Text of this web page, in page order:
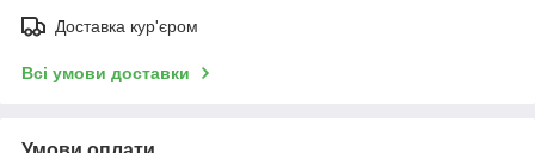
Доставка кур'єром
Всі умови доставки